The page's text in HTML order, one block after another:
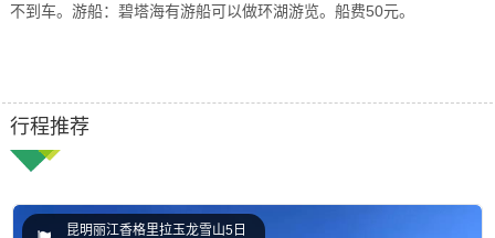
不到车。 游船： 碧塔海有游船可以做环湖游览。船费50元。
行程推荐
昆明丽江香格里拉玉龙雪山5日